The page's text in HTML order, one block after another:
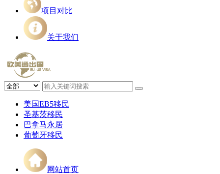
项目对比
关于我们
美国EB5移民
圣基茨移民
巴拿马永居
葡萄牙移民
网站首页